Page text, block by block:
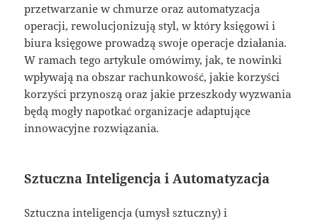
przetwarzanie w chmurze oraz automatyzacja
operacji, rewolucjonizują styl, w który księgowi i
biura księgowe prowadzą swoje operacje działania.
W ramach tego artykule omówimy, jak, te nowinki
wpływają na obszar rachunkowość, jakie korzyści
korzyści przynoszą oraz jakie przeszkody wyzwania
będą mogły napotkać organizacje adaptujące
innowacyjne rozwiązania.
Sztuczna Inteligencja i Automatyzacja
Sztuczna inteligencja (umysł sztuczny) i